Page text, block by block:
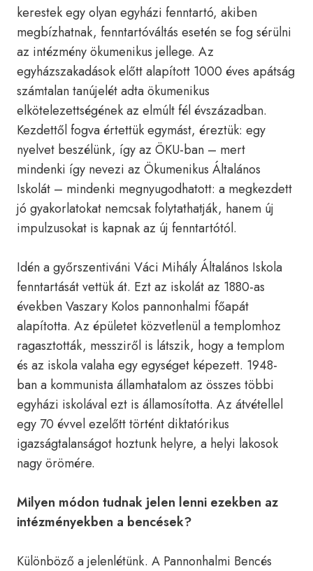
kerestek egy olyan egyházi fenntartó, akiben
megbízhatnak, fenntartóváltás esetén se fog sérülni
az intézmény ökumenikus jellege. Az
egyházszakadások előtt alapított 1000 éves apátság
számtalan tanújelét adta ökumenikus
elkötelezettségének az elmúlt fél évszázadban.
Kezdettől fogva értettük egymást, éreztük: egy
nyelvet beszélünk, így az ÖKU-ban – mert
mindenki így nevezi az Ökumenikus Általános
Iskolát – mindenki megnyugodhatott: a megkezdett
jó gyakorlatokat nemcsak folytathatják, hanem új
impulzusokat is kapnak az új fenntartótól.
Idén a győrszentiváni Váci Mihály Általános Iskola
fenntartását vettük át. Ezt az iskolát az 1880-as
években Vaszary Kolos pannonhalmi főapát
alapította. Az épületet közvetlenül a templomhoz
ragasztották, messziről is látszik, hogy a templom
és az iskola valaha egy egységet képezett. 1948-
ban a kommunista államhatalom az összes többi
egyházi iskolával ezt is államosította. Az átvétellel
egy 70 évvel ezelőtt történt diktatórikus
igazságtalanságot hoztunk helyre, a helyi lakosok
nagy örömére.
Milyen módon tudnak jelen lenni ezekben az
intézményekben a bencések?
Különböző a jelenlétünk. A Pannonhalmi Bencés